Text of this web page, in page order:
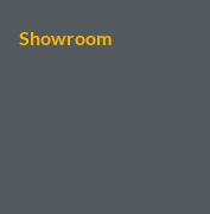
Showroom